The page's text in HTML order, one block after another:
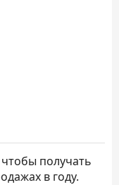
получать
в году.